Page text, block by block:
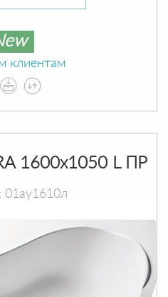
клиентам
1600х1050 L ПР
01ау1610л